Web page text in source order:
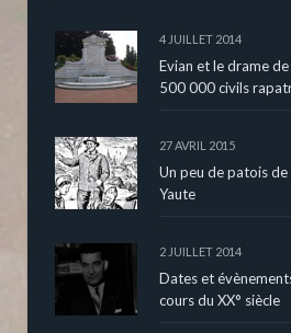
4 JUILLET 2014
Evian et le drame
500 000 civils
27 AVRIL 2015
Un peu de patois
Yaute
2 JUILLET 2014
Dates et
cours du XX° siècle